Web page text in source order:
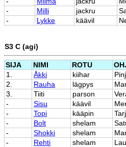
-
Milli jackru
-
Lykke käävil
S3 C (agi)
SIJA NIMI ROTU
1.
Åkki kiihar
2.
Rauha lägpys
3.
Tiiti parson
-
Sisu käävil
-
Topi kääpin
-
Bolt shelam
-
Shokki shelam
-
Rehti shelam